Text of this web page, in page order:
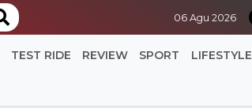
06 Agu 2026
TEST RIDE REVIEW SPORT LIFESTYLE